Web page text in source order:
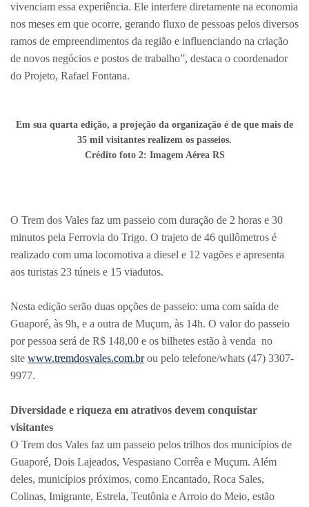
vivenciam essa experiência. Ele interfere diretamente na economia
nos meses em que ocorre, gerando fluxo de pessoas pelos diversos
ramos de empreendimentos da região e influenciando na criação
de novos negócios e postos de trabalho”, destaca o coordenador
do Projeto, Rafael Fontana.
Em sua quarta edição, a projeção da organização é de que mais de
35 mil visitantes realizem os passeios.
Crédito foto 2: Imagem Aérea RS
O Trem dos Vales faz um passeio com duração de 2 horas e 30
minutos pela Ferrovia do Trigo. O trajeto de 46 quilômetros é
realizado com uma locomotiva a diesel e 12 vagões e apresenta
aos turistas 23 túneis e 15 viadutos.
Nesta edição serão duas opções de passeio: uma com saída de
Guaporé, às 9h, e a outra de Muçum, às 14h. O valor do passeio
por pessoa será de R$ 148,00 e os bilhetes estão à venda no
site www.tremdosvales.com.brou pelo telefone/whats (47) 3307-
9977.
Diversidade e riqueza em atrativos devem conquistar
visitantes
O Trem dos Vales faz um passeio pelos trilhos dos municípios de
Guaporé, Dois Lajeados, Vespasiano Corrêa e Muçum. Além
deles, municípios próximos, como Encantado, Roca Sales,
Colinas, Imigrante, Estrela, Teutônia e Arroio do Meio, estão